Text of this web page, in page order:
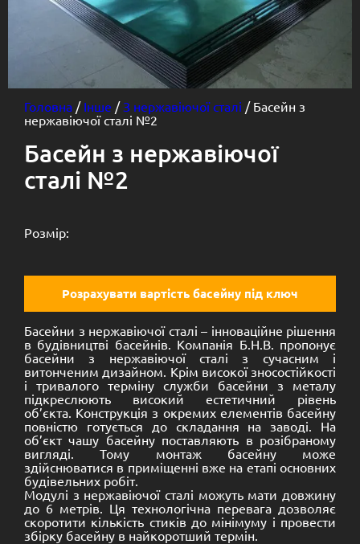
Головна / Інше /З нержавіючої сталі / Басейн з
нержавіючої сталі №2
Басейн з нержавіючої
сталі №2
Розмір:
Розрахувати вартість басейну під ключ
Басейни з нержавіючої сталі – інноваційне рішення
в будівництві басейнів. Компанія Б.Н.В. пропонує
басейни з нержавіючої сталі з сучасним і
витонченим дизайном. Крім високої зносостійкості
і тривалого терміну служби басейни з металу
підкреслюють високий естетичний рівень
об’єкта. Конструкція з окремих елементів басейну
повністю готується до складання на заводі. На
об’єкт чашу басейну поставляють в розібраному
вигляді. Тому монтаж басейну може
здійснюватися в приміщенні вже на етапі основних
будівельних робіт.
Модулі з нержавіючої сталі можуть мати довжину
до 6 метрів. Ця технологічна перевага дозволяє
скоротити кількість стиків до мінімуму і провести
збірку басейну в найкоротший термін.